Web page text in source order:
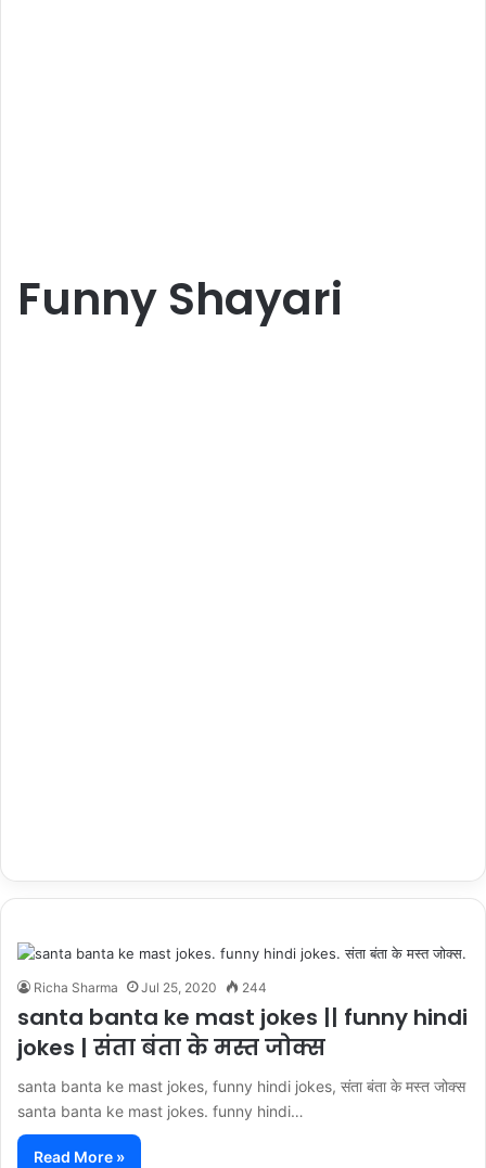
Funny Shayari
Richa Sharma Jul 25, 2020 244
santa banta ke mast jokes || funny hindi
jokes | संता बंता के मस्त जोक्स
santa banta ke mast jokes, funny hindi jokes, संता बंता के मस्त जोक्स
santa banta ke mast jokes. funny hindi…
Read More »